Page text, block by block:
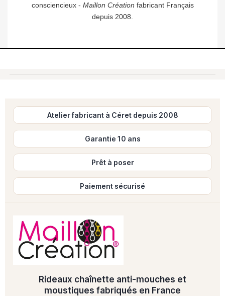
consciencieux - Maillon Création fabricant Français
depuis 2008.
Atelier fabricant à Céret depuis 2008
Garantie 10 ans
Prêt à poser
Paiement sécurisé
Rideaux chaînette anti-mouches et
moustiques fabriqués en France